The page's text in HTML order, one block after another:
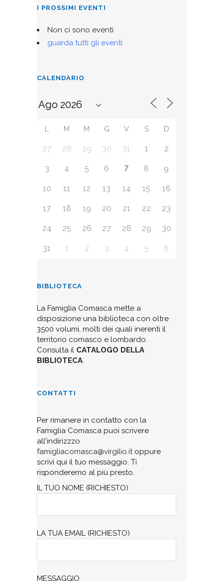
I PROSSIMI EVENTI
Non ci sono eventi
guarda tutti gli eventi
CALENDARIO
L M M G V S D
27 28 29 30 31 1 2
3 4 5 6 7 8 9
10 11 12 13 14 15 16
17 18 19 20 21 22 23
24 25 26 27 28 29 30
31 1 2 3 4 5 6
BIBLIOTECA
La Famiglia Comasca mette a
disposizione una biblioteca con oltre
3500 volumi, molti dei quali inerenti il
territorio comasco e lombardo.
Consulta il CATALOGO DELLA
BIBLIOTECA.
CONTATTI
Per rimanere in contatto con la
Famiglia Comasca puoi scrivere
all'indirizzzo
famigliacomasca@virgilio.itoppure
scrivi qui il tuo messaggio. Ti
risponderemo al più presto.
IL TUO NOME (RICHIESTO)
LA TUA EMAIL (RICHIESTO)
MESSAGGIO